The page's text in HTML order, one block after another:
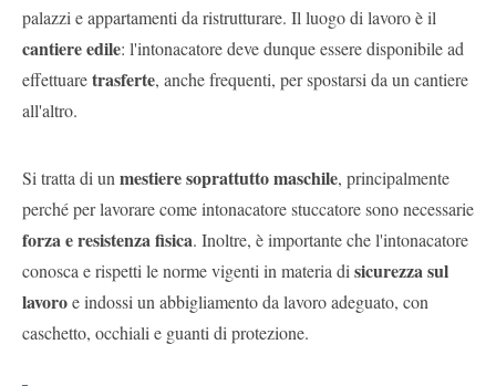
palazzi e appartamenti da ristrutturare. Il luogo di lavoro è il
cantiere edile: l'intonacatore deve dunque essere disponibile ad
effettuaretrasferte, anche frequenti, per spostarsi da un cantiere
all'altro.
Si tratta di un mestiere soprattutto maschile, principalmente
perché per lavorare come intonacatore stuccatore sono necessarie
forza e resistenza fisica. Inoltre, è importante che l'intonacatore
conosca e rispetti le norme vigenti in materia di sicurezza sul
lavoroe indossi un abbigliamento da lavoro adeguato, con
caschetto, occhiali e guanti di protezione.